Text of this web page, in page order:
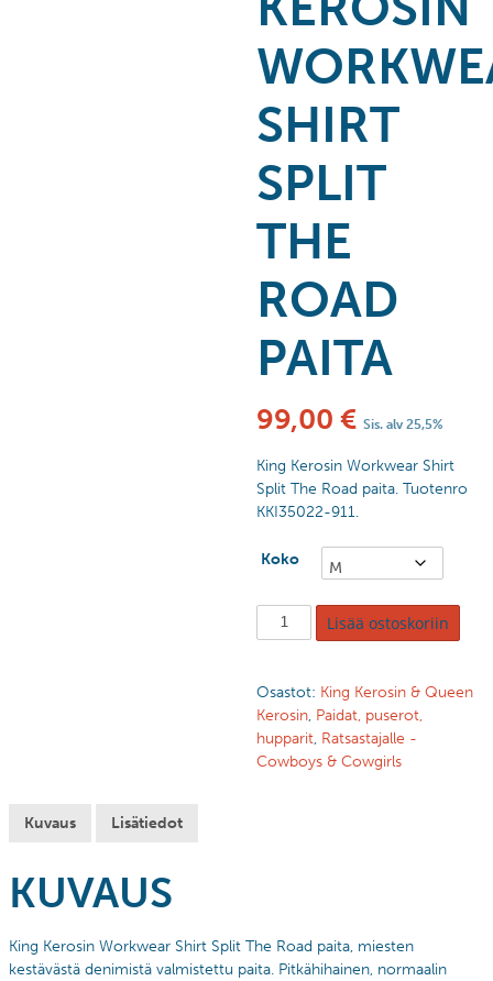
SHIRT
SPLIT
THE
ROAD
PAITA
99,00 € Sis. alv 25,5%
King Kerosin Workwear Shirt
Split The Road paita. Tuotenro
KKI35022-911.
Koko
Lisää ostoskoriin
Osastot: King Kerosin & Queen
Kerosin, Paidat, puserot,
hupparit, Ratsastajalle -
Cowboys & Cowgirls
Kuvaus Lisätiedot
KUVAUS
King Kerosin Workwear Shirt Split The Road paita, miesten
kestävästä denimistä valmistettu paita. Pitkähihainen, normaalin